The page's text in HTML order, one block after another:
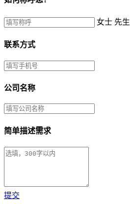
女士 先生
联系方式
公司名称
简单描述需求
提交